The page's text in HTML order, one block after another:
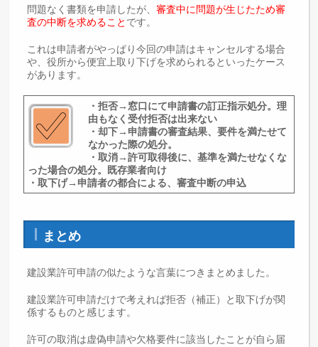
問題なく書類を申請したが、審査中に問題が生じたため審
査の中断を求めること です。
これは申請者がやっぱり今回の申請はキャンセルする場合
や、役所から便宜上取り下げを求められるといったケース
があります。
・拒否→窓口にて申請書の訂正指示処分。理
由もなく受付拒否は出来ない
・却下→申請書の審査結果、要件を満たせて
なかった際の処分。
・取消→許可取得後に、基準を満たせなくな
った場合の処分。既存業者向け
・取下げ→申請者の都合による、審査中断の申込
まとめ
建設業許可申請の似たような言葉につきまとめました。
建設業許可申請だけで考えれば拒否（補正）と取下げが関
係するものと感じます。
許可の取消は虚偽申請や欠格要件に該当したことが自ら届